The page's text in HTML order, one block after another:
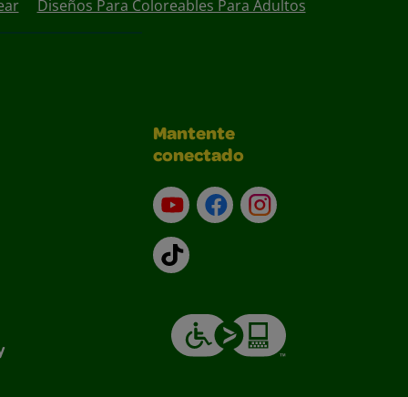
Diseños Para Coloreables Para Adultos
Mantente
conectado
YouTube (en inglés)
Facebook (en inglés)
Instagram (en
TikTok